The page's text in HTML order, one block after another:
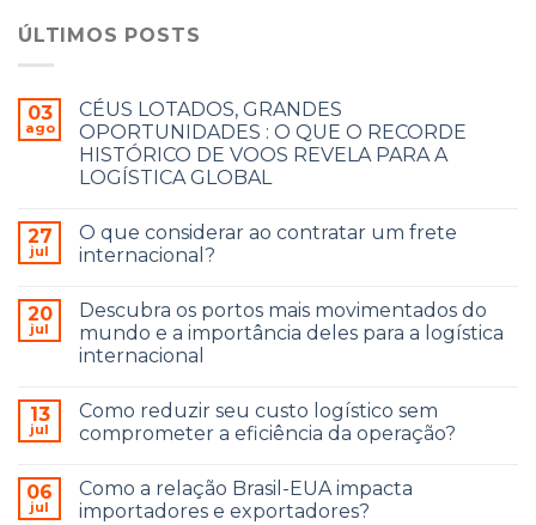
ÚLTIMOS POSTS
03
ago
CÉUS LOTADOS, GRANDES
OPORTUNIDADES : O QUE O RECORDE
HISTÓRICO DE VOOS REVELA PARA A
LOGÍSTICA GLOBAL
27
jul
O que considerar ao contratar um frete
internacional?
20
jul
Descubra os portos mais movimentados do
mundo e a importância deles para a logística
internacional
13
jul
Como reduzir seu custo logístico sem
comprometer a eficiência da operação?
06
jul
Como a relação Brasil-EUA impacta
importadores e exportadores?